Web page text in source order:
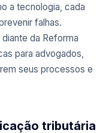
a tecnologia, cada
falhas.
da Reforma
para advogados,
seus processos e
tributária